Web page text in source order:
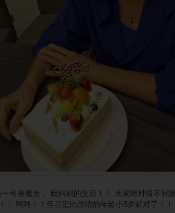
号美魔女， 我妈妈的生日！！ 大家绝对猜不到
！ 呵呵！！但肯定比你猜的年龄小5岁就对了！！